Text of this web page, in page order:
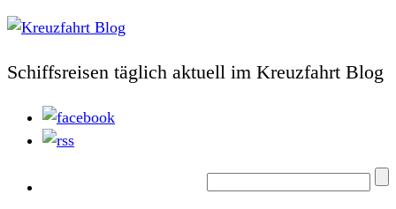
Schiffsreisen täglich aktuell im Kreuzfahrt Blog